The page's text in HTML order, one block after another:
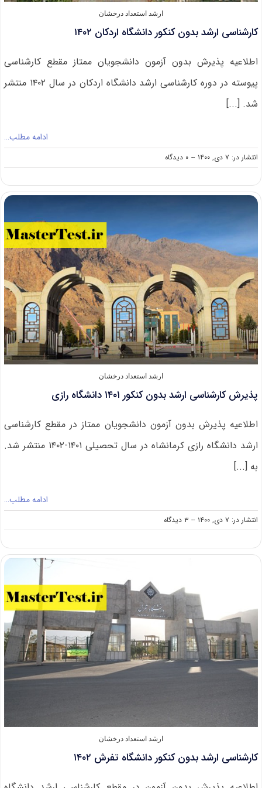
ارشد استعداد درخشان
کارشناسی ارشد بدون کنکور دانشگاه اردکان ۱۴۰۲
اطلاعیه پذیرش بدون آزمون دانشجویان ممتاز مقطع کارشناسی
پیوسته در دوره کارشناسی ارشد دانشگاه اردکان در سال ۱۴۰۲ منتشر
شد. [...]
ادامه مطلب…
انتشار در: ۷ دی, ۱۴۰۰ -- ۰ دیدگاه
on
کارشناسی
بدون
۱۴۰۲
ارشد استعداد درخشان
پذیرش کارشناسی ارشد بدون کنکور ۱۴۰۱ دانشگاه رازی
اطلاعیه پذیرش بدون آزمون دانشجویان ممتاز در مقطع کارشناسی
ارشد دانشگاه رازی کرمانشاه در سال تحصیلی ۱۴۰۱-۱۴۰۲ منتشر شد.
به [...]
ادامه مطلب…
انتشار در: ۷ دی, ۱۴۰۰ -- ۳ دیدگاه
on
پذیرش
ارشد
۱۴۰۱
دانشگاه
رازی
ارشد استعداد درخشان
کارشناسی ارشد بدون کنکور دانشگاه تفرش ۱۴۰۲